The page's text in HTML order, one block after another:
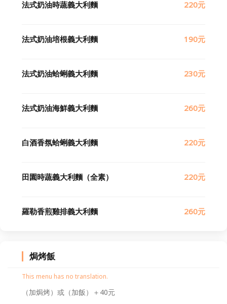
法式奶油時蔬義大利麵 220元
法式奶油培根義大利麵 190元
法式奶油蛤蜊義大利麵 230元
法式奶油海鮮義大利麵 260元
白酒香氛蛤蜊義大利麵 220元
田園時蔬義大利麵（全素） 220元
羅勒香煎雞排義大利麵 260元
焗烤飯
This menu has no translation.
（加焗烤）或（加飯）＋40元